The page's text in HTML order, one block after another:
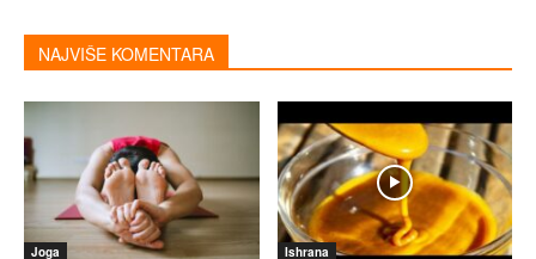
NAJVIŠE KOMENTARA
Joga Ishrana